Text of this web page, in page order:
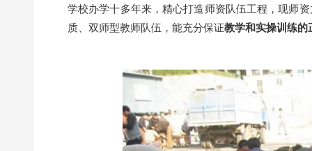
学校办学十多年来，精心打造师资队伍工程，现师
质、双师型教师队伍，能充分保证教学和实操训练的